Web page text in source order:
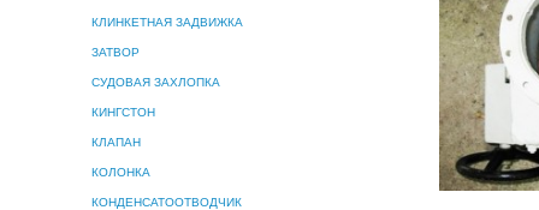
КЛИНКЕТНАЯ ЗАДВИЖКА
ЗАТВОР
СУДОВАЯ ЗАХЛОПКА
КИНГСТОН
КЛАПАН
КОЛОНКА
КОНДЕНСАТООТВОДЧИК